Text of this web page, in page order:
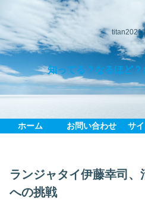
知ってる？なるほど
ホーム お問い合わせ サ
ランジャタイ伊藤幸司
への挑戦